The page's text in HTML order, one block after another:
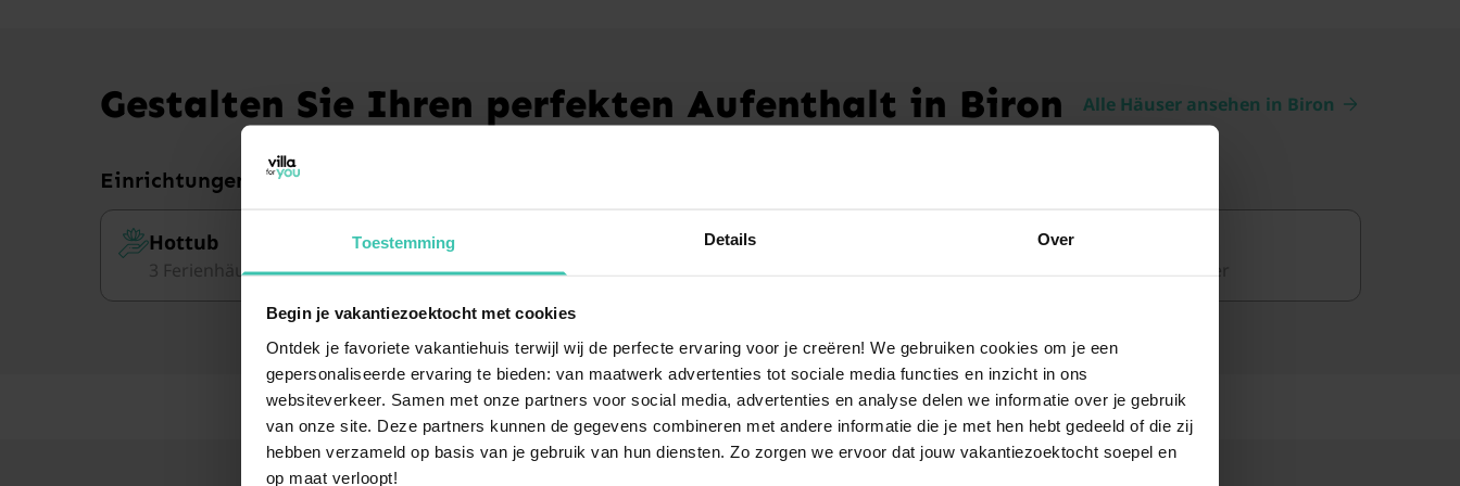
Toestemming Details Over
Begin je vakantiezoektocht met cookies
Ontdek je favoriete vakantiehuis terwijl wij de perfecte ervaring voor je creëren! We gebruiken cookies om je een
gepersonaliseerde ervaring te bieden: van maatwerk advertenties tot sociale media functies en inzicht in ons
websiteverkeer. Samen met onze partners voor social media, advertenties en analyse delen we informatie over je gebruik
van onze site. Deze partners kunnen de gegevens combineren met andere informatie die je met hen hebt gedeeld of die zij
hebben verzameld op basis van je gebruik van hun diensten. Zo zorgen we ervoor dat jouw vakantiezoektocht soepel en
op maat verloopt!
Gestalten Sie Ihren perfekten Aufenthalt in Biron Alle Häuser ansehen in Biron
Einrichtungen
Hottub
3 Ferienhäuser 3 Ferienhäuser